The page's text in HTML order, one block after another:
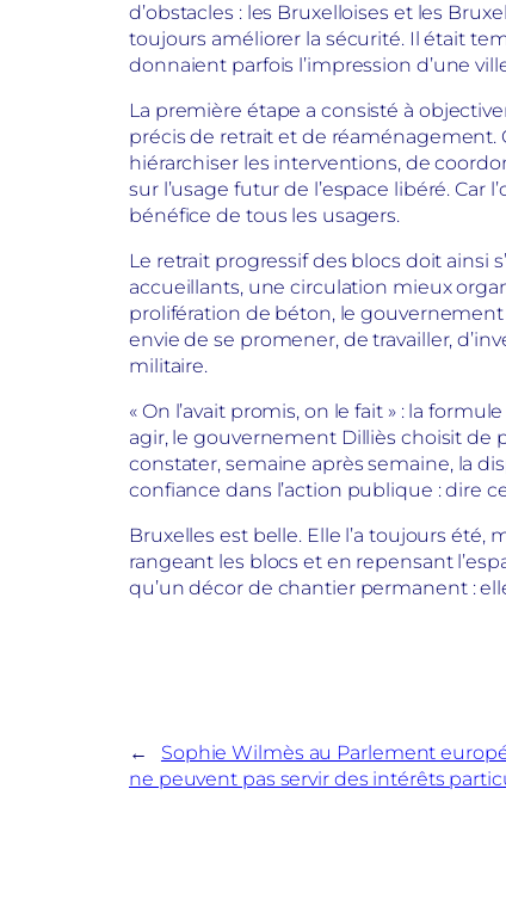
d’obstacles : les Bruxelloises et les
toujours améliorer la sécurité. Il était
donnaient parfois l’impression d’une
La première étape a consisté à
précis de retrait et de
hiérarchiser les interventions, de
sur l’usage futur de l’espace libéré. Car
bénéfice de tous les usagers.
Le retrait progressif des blocs doit ainsi
accueillants, une circulation mieux
prolifération de béton, le gouvernement
envie de se promener, de travailler,
militaire.
« On l’avait promis, on le fait » : la
agir, le gouvernement Dilliès choisit de
constater, semaine après semaine, la
confiance dans l’action publique : dire
Bruxelles est belle. Elle l’a toujours
rangeant les blocs et en repensant
qu’un décor de chantier permanent :
←
Sophie Wilmès au Parlement
ne peuvent pas servir des intérêts